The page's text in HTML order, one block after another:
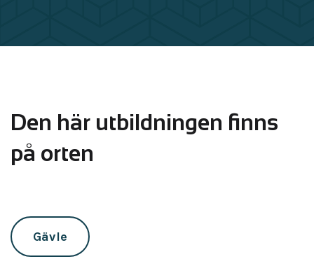
Den här utbildningen finns
på orten
Gävle